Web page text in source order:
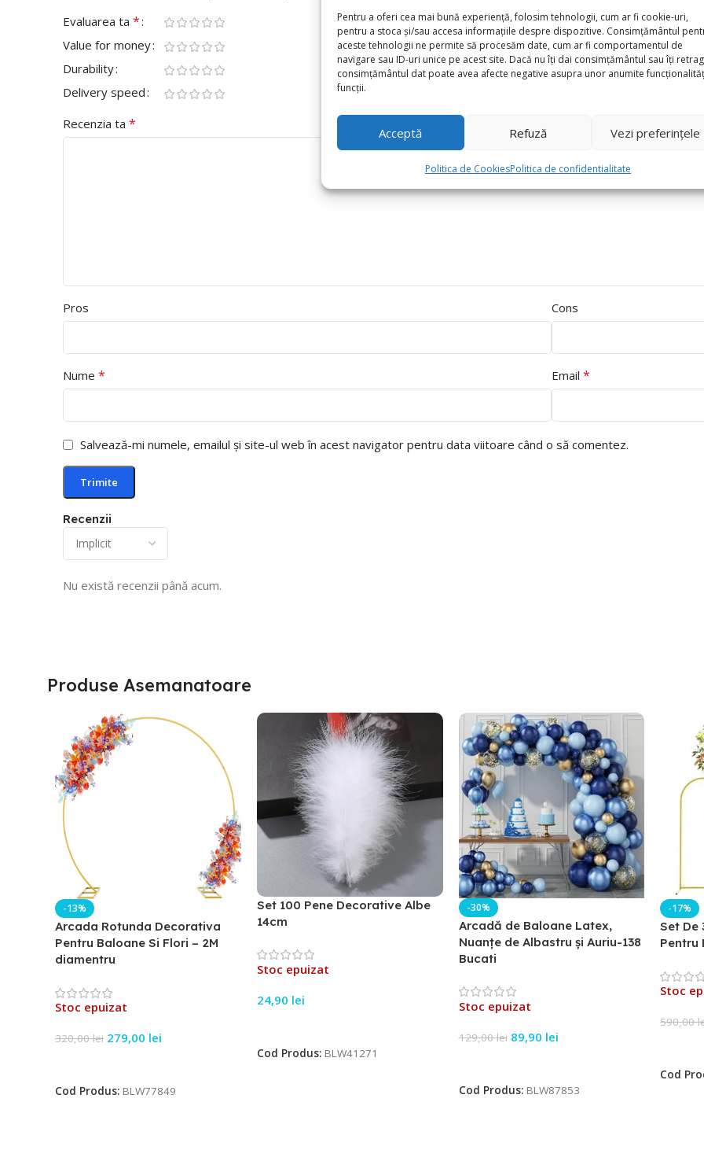
Pentru a oferi cea mai bună experiență, folosim tehnologii, cum ar fi cookie-uri,
pentru a stoca și/sau accesa informațiile despre dispozitive. Consimțământul
aceste tehnologii ne permite să procesăm date, cum ar fi comportamentul de
navigare sau ID-uri unice pe acest site. Dacă nu îți dai consimțământul sau îți
consimțământul dat poate avea afecte negative asupra unor anumite
funcții.
Acceptă Refuză Vezi preferințele
Politica de CookiesPolitica de confidentialitate
Recenzii
Nu există recenzii până acum.
Evaluarea ta *
Value for money
Durability
Delivery speed
Recenzia ta *
Pros Cons
Nume * Email *
Salvează-mi numele, emailul și site-ul web în acest navigator pentru data viitoare când o să comentez.
Produse Asemanatoare
-13%
Arcada Rotunda Decorativa
Pentru Baloane Si Flori – 2M
diamentru
Stoc epuizat
320,00lei 279,00 lei
Cod Produs: BLW77849
Set 100 Pene Decorative Albe
14cm
Stoc epuizat
24,90 lei
Cod Produs: BLW41271
-30%
Arcadă de Baloane Latex,
Nuanțe de Albastru și Auriu-138
Bucati
Stoc epuizat
129,00lei 89,90 lei
Cod Produs: BLW87853
-17%
Set De
Pentru
Stoc
590,00
Cod